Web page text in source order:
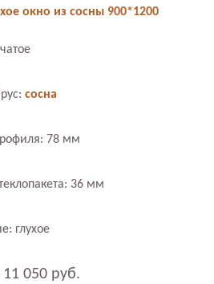
окно из сосны 900*1200
сосна
78 мм
36 мм
глухое
050 руб.